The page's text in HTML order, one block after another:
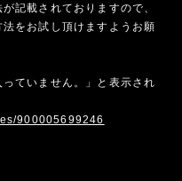
記載されておりますので、
をお試し頂けますようお願
ていません。」と表示され
900005699246